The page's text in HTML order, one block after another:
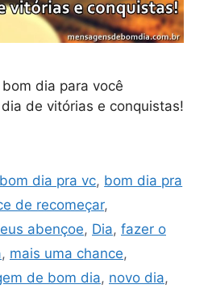
dia para você
de vitórias e conquistas!
bom dia pra vc, bom dia pra
de recomeçar,
abençoe, Dia, fazer o
, mais uma chance,
de bom dia, novo dia,